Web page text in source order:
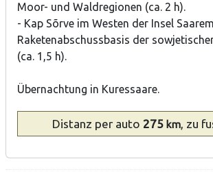
Moor- und Waldregionen (ca. 2 h).
- Kap Sõrve im Westen der Insel
Raketenabschussbasis der
(ca. 1,5 h).
Übernachtung in Kuressaare.
Distanz per auto 275km, zu